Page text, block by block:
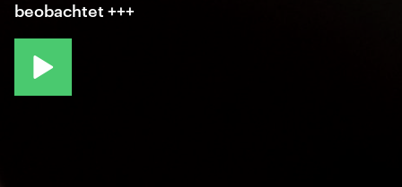
beobachtet +++